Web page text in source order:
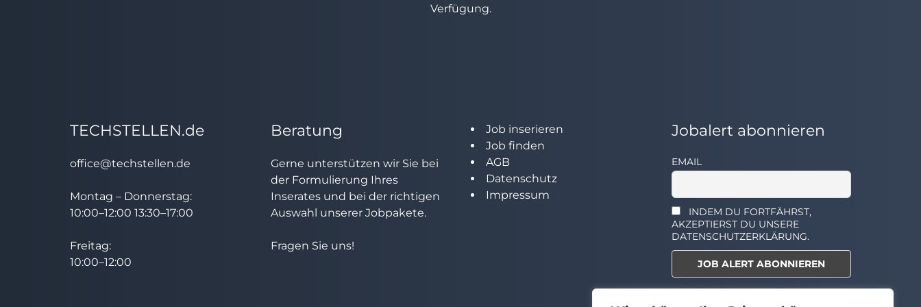
Verfügung.
TECHSTELLEN.de
office@techstellen.de
Montag – Donnerstag:
10:00–12:00 13:30–17:00
Freitag:
10:00–12:00
Beratung
Gerne unterstützen wir Sie bei
der Formulierung Ihres
Inserates und bei der richtigen
Auswahl unserer Jobpakete.
Fragen Sie uns!
Job inserieren
Job finden
AGB
Datenschutz
Impressum
Jobalert abonnieren
EMAIL
INDEM DU FORTFÄHRST,
AKZEPTIERST DU UNSERE
DATENSCHUTZERKLÄRUNG.